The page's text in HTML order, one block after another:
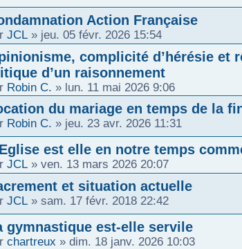
Action Française
JCL » jeu. 05 févr. 2026 15:54
complicité d’hérésie et
d’un raisonnement
Robin C. » lun. 11 mai 2026 9:06
du mariage en temps de la
Robin C. » jeu. 23 avr. 2026 11:31
est elle en notre temps
JCL » ven. 13 mars 2026 20:07
et situation actuelle
JCL » sam. 17 févr. 2018 22:42
gymnastique est-elle servile
chartreux » dim. 18 janv. 2026 10:03